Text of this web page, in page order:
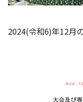
浜松
メールフォ
2024(令和6)年12月